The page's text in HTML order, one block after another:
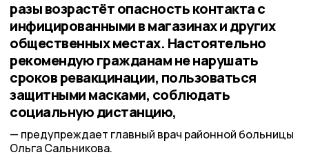
разы возрастёт опасность контакта с
инфицированными в магазинах и других
общественных местах. Настоятельно
рекомендую гражданам не нарушать
сроков ревакцинации, пользоваться
защитными масками, соблюдать
социальную дистанцию,
предупреждает главный врач районной больницы
Ольга Сальникова.